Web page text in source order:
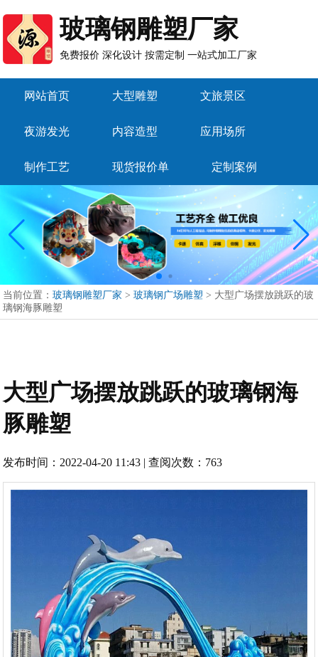
玻璃钢雕塑厂家
免费报价 深化设计 按需定制 一站式加工厂家
网站首页 大型雕塑 文旅景区
夜游发光 内容造型 应用场所
制作工艺 现货报价单 定制案例
当前位置：玻璃钢雕塑厂家 >玻璃钢广场雕塑 > 大型广场摆放跳跃的玻
璃钢海豚雕塑
大型广场摆放跳跃的玻璃钢海
豚雕塑
发布时间：2022-04-20 11:43 | 查阅次数：763